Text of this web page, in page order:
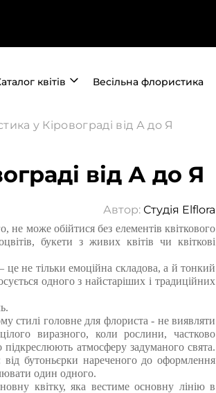
квітів Весільна флористика
у Кіровограді від А до Я
від А до Я
Автор: Студія Elflora
не може обійтися без елементів квіткового
букети з живих квітів чи квіткові
це не тільки емоційна складова, а й тонкий
одного з найстаріших і традиційних
стилі головне для флориста - не виявляти
виразного, коли рослини, частково
атмосферу задуманого свята.
бутоньєрки нареченого до оформлення
один одного.
квітку, яка вестиме основну лінію в